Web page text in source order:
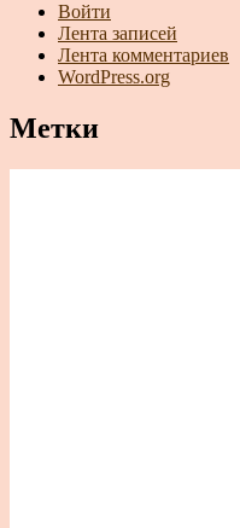
Войти
Лента записей
Лента комментариев
WordPress.org
Метки